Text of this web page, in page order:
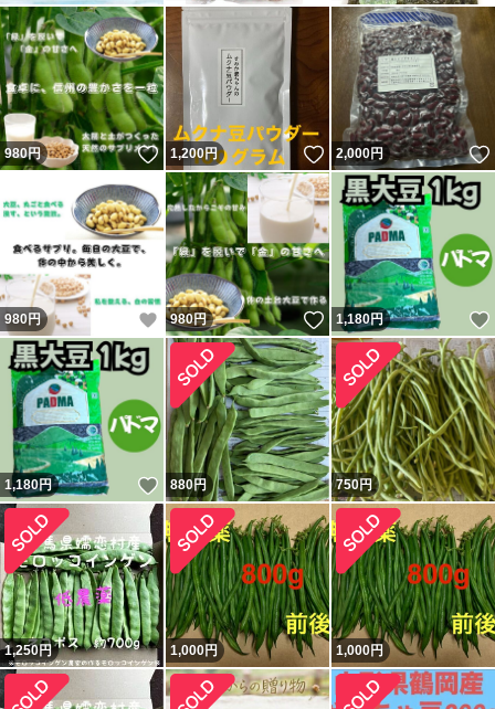
980円 いいね！
1,200円 いいね！
2,000円
980円 いいね！
980円 いいね！
1,180円
1,180円 いいね！
880円 750円
1,250円 1,000円 1,000円